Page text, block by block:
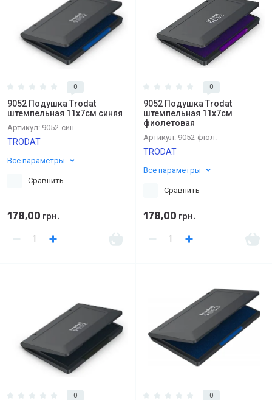
0
9052 Подушка Trodat
штемпельная 11х7см синяя
Артикул: 9052-син.
TRODAT
Все параметры
Сравнить
178,00 грн.
0
9052 Подушка Trodat
штемпельная 11х7см
фиолетовая
Артикул: 9052-фіол.
TRODAT
Все параметры
Сравнить
178,00 грн.
0 0